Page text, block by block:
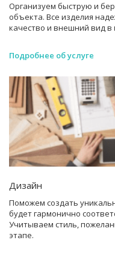
Организуем быструю и
объекта. Все изделия
качество и внешний вид в
Подробнее об услуге
Дизайн
Поможем создать
будет гармонично
Учитываем стиль,
этапе.